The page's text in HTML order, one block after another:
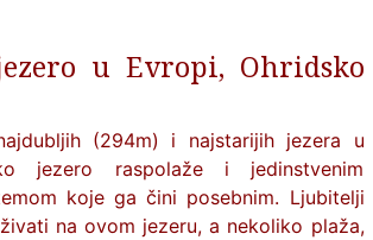
u Evropi, Ohridsko
(294m) i najstarijih jezera u
jezero raspolaže i jedinstvenim
koje ga čini posebnim. Ljubitelji
na ovom jezeru, a nekoliko plaža,